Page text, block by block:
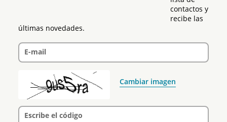
contactos y
recibe las
últimas novedades.
E-mail
Cambiar imagen
Escribe el código